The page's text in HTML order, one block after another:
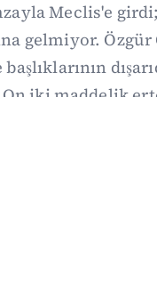
Meclis'e
gelmiyor.
iki maddelik